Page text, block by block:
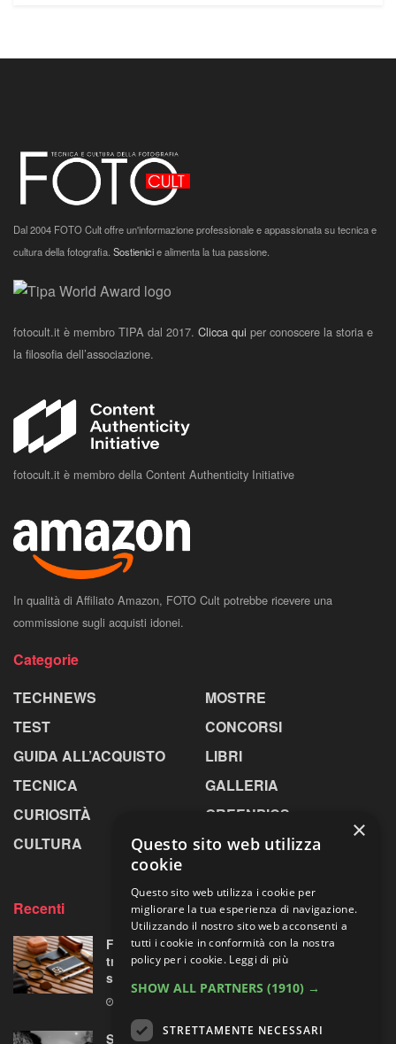
Dal 2004 FOTO Cult offre un'informazione professionale e appassionata su tecnica e
cultura della fotografia. Sostienicie alimenta la tua passione.
fotocult.it è membro TIPA dal 2017. Clicca qui per conoscere la storia e
la filosofia dell’associazione.
fotocult.it è membro della Content Authenticity Initiative
In qualità di Affiliato Amazon, FOTO Cult potrebbe ricevere una
commissione sugli acquisti idonei.
Categorie
TECHNEWS
TEST
GUIDA ALL’ACQUISTO
TECNICA
CURIOSITÀ
CULTURA
MOSTRE
CONCORSI
LIBRI
GALLERIA
GREENPICS
LA RIVISTA
Recenti
Fotorgear Retro Photography Kit: l’iPhone si
traveste da fotocamera, ma ha davvero
senso?
Sperimentazioni artistiche sui paesaggi
×
Questo sito web utilizza
cookie
Questo sito web utilizza i cookie per
migliorare la tua esperienza di navigazione.
Utilizzando il nostro sito web acconsenti a
tutti i cookie in conformità con la nostra
policy per i cookie. Leggi di più
SHOW ALL PARTNERS (1910) →
STRETTAMENTE NECESSARI